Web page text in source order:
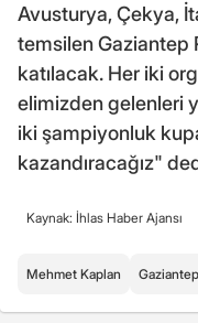
Avusturya, Çekya,
temsilen Gaziantep
katılacak. Her iki
elimizden gelenleri
iki şampiyonluk
kazandıracağız"
Kaynak: İhlas Haber Ajansı
Mehmet Kaplan Gaziantep